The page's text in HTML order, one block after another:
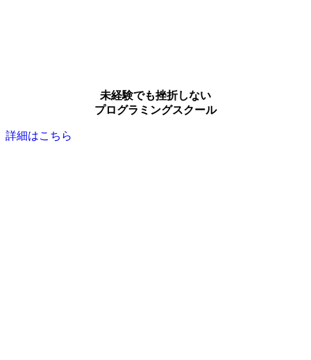
未経験でも挫折しない
プログラミングスクール
詳細はこちら